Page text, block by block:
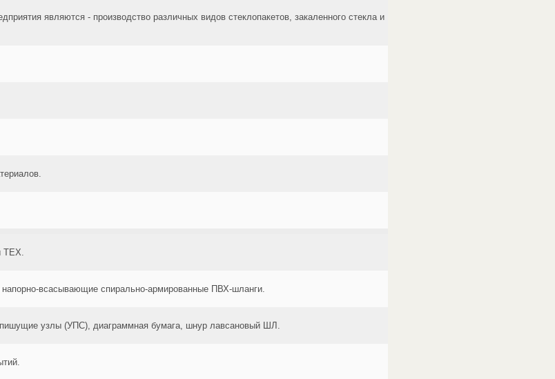
являются - производство различных видов стеклопакетов, закаленного стекла и
TEX.
напорно-всасывающие спирально-армированные ПВХ-шланги.
узлы (УПС), диаграммная бумага, шнур лавсановый ШЛ.